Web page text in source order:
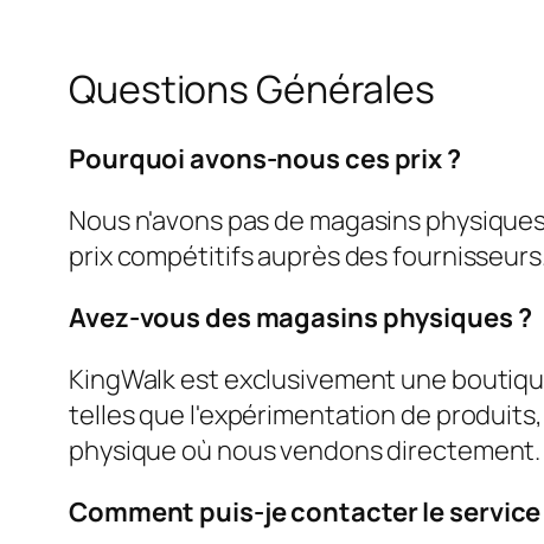
Questions Générales
Pourquoi avons-nous ces prix ?
Nous n'avons pas de magasins
prix compétitifs auprès des
Avez-vous des magasins physiques ?
KingWalk est exclusivement une
telles que l'expérimentation de
physique où nous vendons directement.
Comment puis-je contacter le